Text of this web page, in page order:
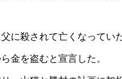
に殺されて亡くなってい
金を盗むと宣言した。